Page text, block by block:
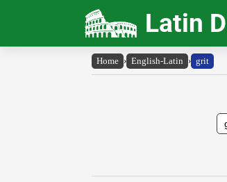
Latin
Home › English-Latin › grit